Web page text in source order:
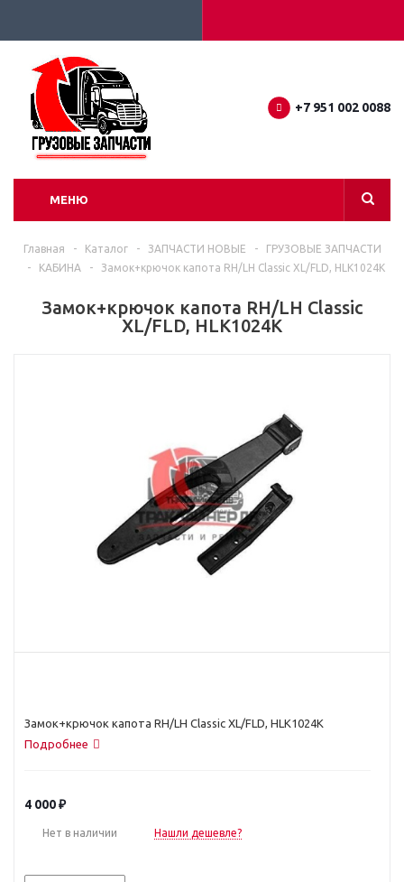
+7 951 002 0088
МЕНЮ
Главная - Каталог - ЗАПЧАСТИ НОВЫЕ -
ГРУЗОВЫЕ ЗАПЧАСТИ
-
КАБИНА - Замок+крючок капота RH/LH Classic XL/FLD, HLK1024K
Замок+крючок капота RH/LH Classic
XL/FLD, HLK1024K
Замок+крючок капота RH/LH Classic XL/FLD, HLK1024K
Подробнее
4 000₽
Нет в наличии Нашли дешевле?